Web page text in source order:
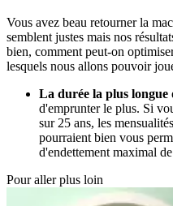
Vous avez beau retourner la
semblent justes mais nos
bien, comment peut-on
lesquels nous allons pouvoir
La durée la plus longue
d'emprunter le plus. Si
sur 25 ans, les
pourraient bien vous
d'endettement maximal
Pour aller plus loin